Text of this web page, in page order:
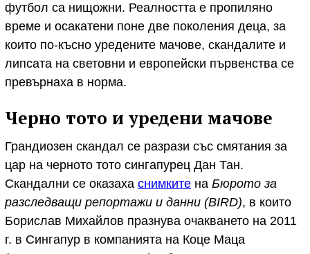
футбол са нищожни. Реалността е пропиляно
време и осакатени поне две поколения деца, за
които по-късно уредените мачове, скандалите и
липсата на световни и европейски първенства се
превърнаха в норма.
Черно тото и уредени мачове
Грандиозен скандал се разрази със смятания за
цар на черното тото сингапурец Дан Тан.
Скандални се оказаха снимките на Бюрото за
разследващи репортажи и данни (BIRD), в които
Борислав Михайлов празнува очакването на 2011
г. в Сингапур в компанията на Коце Маца